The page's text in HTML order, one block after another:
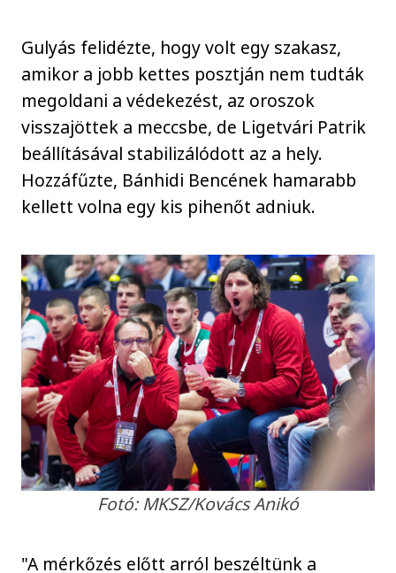
Gulyás felidézte, hogy volt egy szakasz,
amikor a jobb kettes posztján nem tudták
megoldani a védekezést, az oroszok
visszajöttek a meccsbe, de Ligetvári Patrik
beállításával stabilizálódott az a hely.
Hozzáfűzte, Bánhidi Bencének hamarabb
kellett volna egy kis pihenőt adniuk.
Fotó: MKSZ/Kovács Anikó
"A mérkőzés előtt arról beszéltünk a